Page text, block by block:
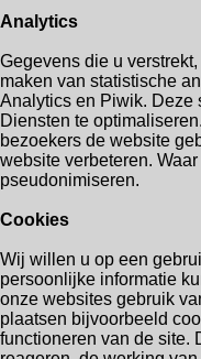
Analytics
Gegevens die u
maken van statistische
Analytics en Piwik. Deze
Diensten te
bezoekers de website
website verbeteren.
pseudonimiseren.
Cookies
Wij willen u op een
persoonlijke informatie
onze websites gebruik
plaatsen bijvoorbeeld
functioneren van de site.